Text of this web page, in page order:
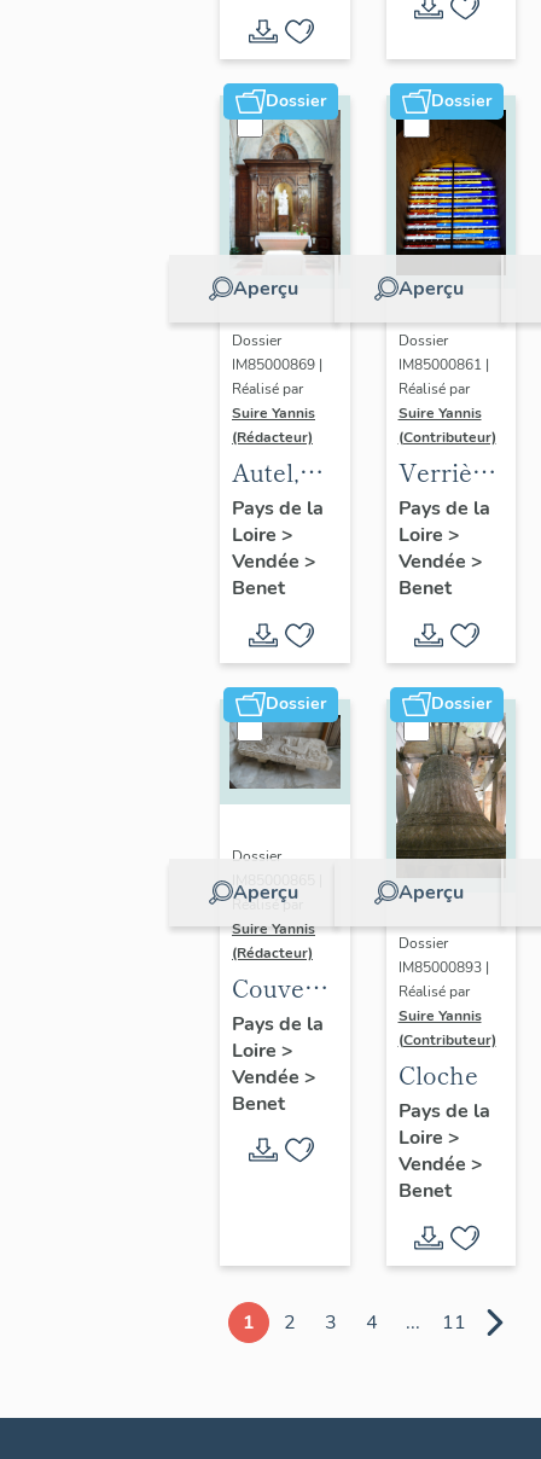
Dossier
Aperçu
Dossier
IM85000869 |
Réalisé par
Suire Yannis
(Rédacteur)
Autel,
tabernacle,
retable,
statue de
Pays de la
Loire >
Vendée >
Benet
Dossier
Aperçu
Dossier
IM85000861 |
Réalisé par
Suire Yannis
(Contributeur)
Verrière
non
figurée
Pays de la
Loire >
Vendée >
Benet
Dossier
Aperçu
Dossier
Réalisé par
Suire Yannis
(Rédacteur)
Couvercle
de
sarcophage
Pays de la
Loire >
Vendée >
Benet
Dossier
Aperçu
Dossier
IM85000893 |
Réalisé par
Suire Yannis
(Contributeur)
Cloche
Pays de la
Loire >
Vendée >
Benet
1 2 3 4 ... 11